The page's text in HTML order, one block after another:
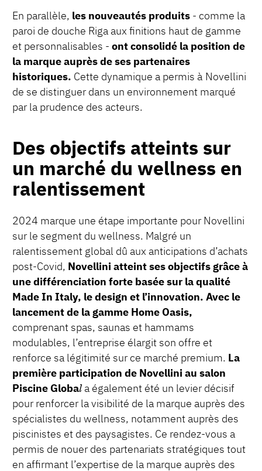
En parallèle, les nouveautés produits - comme la
paroi de douche Riga aux finitions haut de gamme
et personnalisables - ont consolidé la position de
la marque auprès de ses partenaires
historiques. Cette dynamique a permis à Novellini
de se distinguer dans un environnement marqué
par la prudence des acteurs.
Des objectifs atteints sur
un marché du wellness en
ralentissement
2024 marque une étape importante pour Novellini
sur le segment du wellness. Malgré un
ralentissement global dû aux anticipations d’achats
post-Covid, Novellini atteint ses objectifs grâce à
une différenciation forte basée sur la qualité
Made In Italy, le design et l’innovation. Avec le
lancement de la gamme Home Oasis,
comprenant spas, saunas et hammams
modulables, l’entreprise élargit son offre et
renforce sa légitimité sur ce marché premium. La
première participation de Novellini au salon
Piscine Globala également été un levier décisif
pour renforcer la visibilité de la marque auprès des
spécialistes du wellness, notamment auprès des
piscinistes et des paysagistes. Ce rendez-vous a
permis de nouer des partenariats stratégiques tout
en affirmant l’expertise de la marque auprès des